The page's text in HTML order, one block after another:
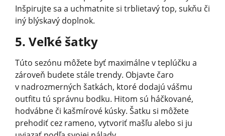
Inšpirujte sa a uchmatnite si trblietavý top, sukňu či
iný blýskavý doplnok.
5. Veľké šatky
Túto sezónu môžete byť maximálne v teplúčku a
zároveň budete stále trendy. Objavte čaro
v nadrozmerných šatkách, ktoré dodajú vášmu
outfitu tú správnu bodku. Hitom sú háčkované,
hodvábne či kašmírové kúsky. Šatku si môžete
prehodiť cez rameno, vytvoriť mašľu alebo si ju